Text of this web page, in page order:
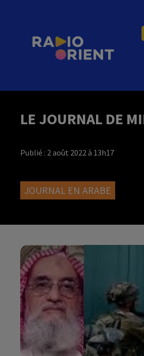
LE JOURNAL DE
Publié : 2 août 2022 à 13h17
JOURNAL EN ARABE